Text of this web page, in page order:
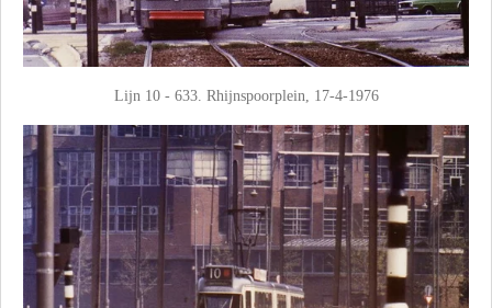
Lijn 10 - 633. Rhijnspoorplein, 17-4-1976